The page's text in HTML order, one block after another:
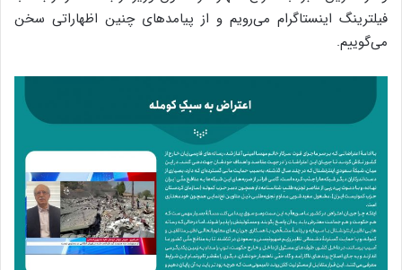
فیلترینگ اینستاگرام می‌رویم و از پیامدهای چنین اظهاراتی سخن
می‌گوییم.